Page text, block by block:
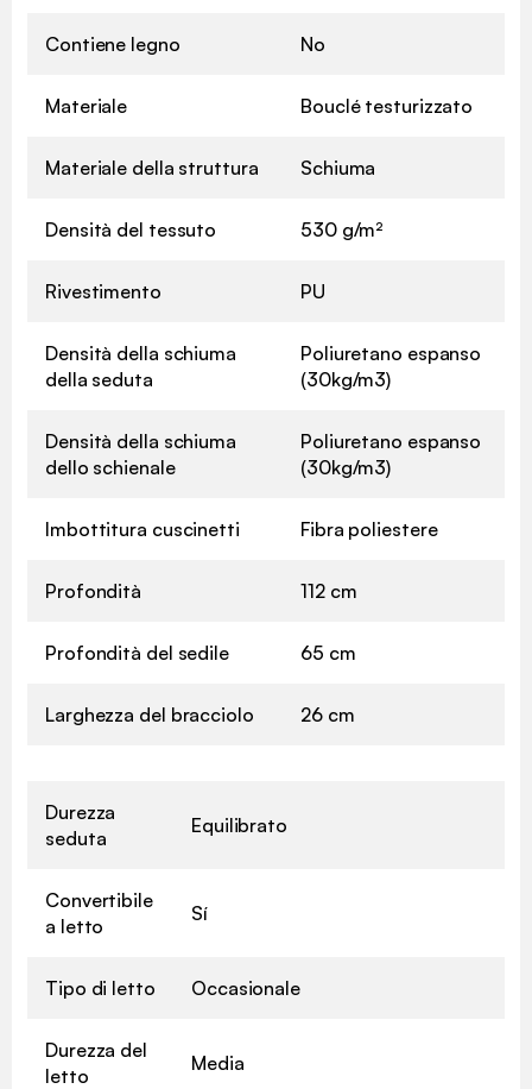
Contiene legno No
Materiale Bouclé testurizzato
Materiale della struttura Schiuma
Densità del tessuto 530 g/m²
Rivestimento PU
Densità della schiuma
della seduta
Poliuretano espanso
(30kg/m3)
Densità della schiuma
dello schienale
Poliuretano espanso
(30kg/m3)
Imbottitura cuscinetti Fibra poliestere
Profondità 112 cm
Profondità del sedile 65 cm
Larghezza del bracciolo 26 cm
Durezza
seduta
Equilibrato
Convertibile
a letto
Sí
Tipo di letto Occasionale
Durezza del
letto
Media